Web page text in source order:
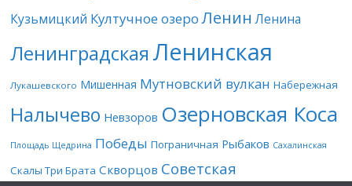
Кузьмицкий Култучное озеро Ленин Ленина
Ленинградская Ленинская
Лукашевского Мишенная Мутновский вулкан Набережная
Налычево Невзоров Озерновская Коса
Площадь Щедрина Победы Пограничная Рыбаков Сахалинская
Скалы Три Брата Скворцов Советская